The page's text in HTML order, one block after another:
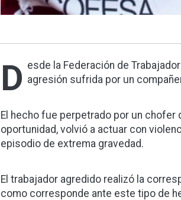
D esde la Federación de
agresión sufrida por un
El hecho fue perpetrado por un
oportunidad, volvió a actuar con
episodio de extrema gravedad.
El trabajador agredido realizó la
como corresponde ante este tipo de